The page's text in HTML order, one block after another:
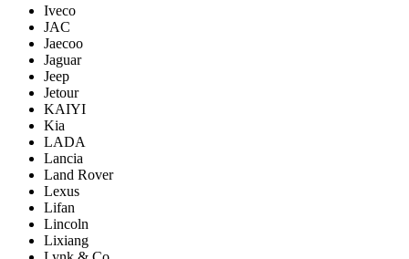
Iveco
JAC
Jaecoo
Jaguar
Jeep
Jetour
KAIYI
Kia
LADA
Lancia
Land Rover
Lexus
Lifan
Lincoln
Lixiang